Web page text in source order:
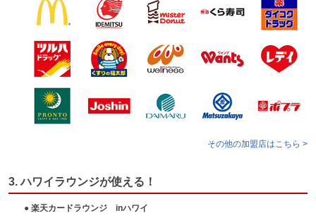
その他の加盟店はこちら >
3. ハワイラウンジが使える！
● 楽天カードラウンジ inハワイ